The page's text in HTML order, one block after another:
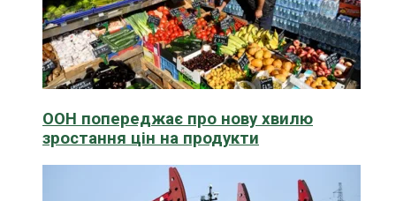
ООН попереджає про нову хвилю
зростання цін на продукти